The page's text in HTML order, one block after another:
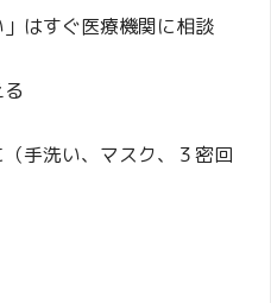
はすぐ医療機関に相談
手洗い、マスク、３密回